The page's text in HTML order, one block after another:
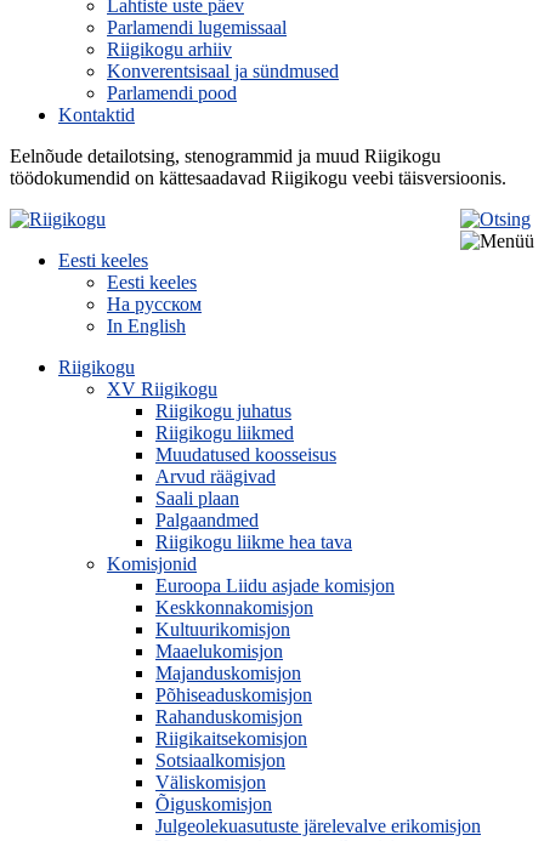
Lahtiste uste päev
Parlamendi lugemissaal
Riigikogu arhiiv
Konverentsisaal ja sündmused
Parlamendi pood
Kontaktid
Eelnõude detailotsing, stenogrammid ja muud Riigikogu
töödokumendid on kättesaadavad Riigikogu veebi täisversioonis.
Eesti keeles
Eesti keeles
На русском
In English
Riigikogu
XV Riigikogu
Riigikogu juhatus
Riigikogu liikmed
Muudatused koosseisus
Arvud räägivad
Saali plaan
Palgaandmed
Riigikogu liikme hea tava
Komisjonid
Euroopa Liidu asjade komisjon
Keskkonnakomisjon
Kultuurikomisjon
Maaelukomisjon
Majanduskomisjon
Põhiseaduskomisjon
Rahanduskomisjon
Riigikaitsekomisjon
Sotsiaalkomisjon
Väliskomisjon
Õiguskomisjon
Julgeolekuasutuste järelevalve erikomisjon